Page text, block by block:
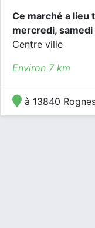
Ce marché a lieu
mercredi, samedi
Centre ville
Environ 7 km
à 13840